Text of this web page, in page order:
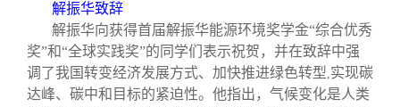
制度法规
解振华致辞
解振华向获得首届解振华能源环境奖学金“综合优秀
奖”和“全球实践奖”的同学们表示祝贺，并在致辞中强
调了我国转变经济发展方式、加快推进绿色转型,实现碳
达峰、碳中和目标的紧迫性。他指出，气候变化是人类